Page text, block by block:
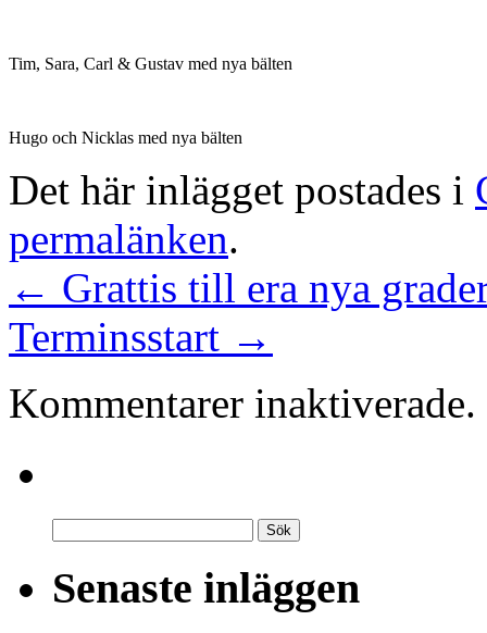
Tim, Sara, Carl & Gustav med nya bälten
Hugo och Nicklas med nya bälten
Det här inlägget postades i
permalänken.
← Grattis till era nya
Terminsstart →
Kommentarer inaktiverade.
Senaste inläggen